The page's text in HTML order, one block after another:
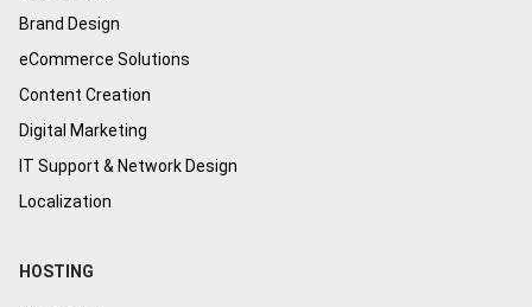
Brand Design
eCommerce Solutions
Content Creation
Digital Marketing
IT Support & Network Design
Localization
HOSTING